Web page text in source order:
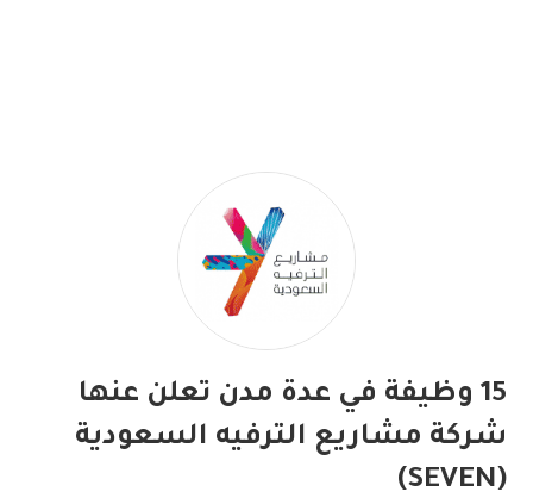
15 وظيفة في عدة مدن تعلن عنها
شركة مشاريع الترفيه السعودية
(SEVEN)